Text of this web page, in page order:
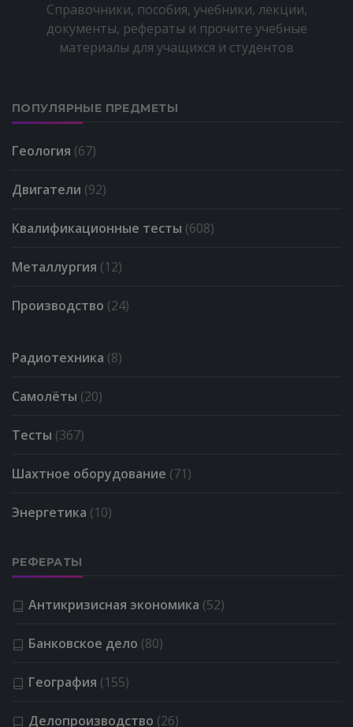
Справочники, пособия, учебники, лекции,
документы, рефераты и прочите учебные
материалы для учащихся и студентов
ПОПУЛЯРНЫЕ ПРЕДМЕТЫ
Геология (67)
Двигатели (92)
Квалификационные тесты (608)
Металлургия (12)
Производство (24)
Радиотехника (8)
Самолёты (20)
Тесты (367)
Шахтное оборудование (71)
Энергетика (10)
РЕФЕРАТЫ
Антикризисная экономика (52)
Банковское дело (80)
География (155)
Делопроизводство (26)